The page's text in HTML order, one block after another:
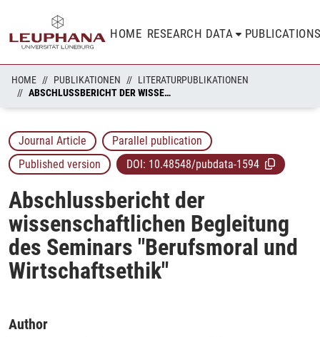
HOME RESEARCH DATA
HOME PUBLIKATIONEN
LITERATURPUBLIKATIONEN
ABSCHLUSSBERICHT DER WISSENSCHAFTLICHEN BEGLEITUNG DES SEMINARS "BERUFSMORAL UND WIRTSCHAFTSETHIK"
Journal Article
Parallel publication
Published version
DOI: 10.48548/pubdata-1594
Abschlussbericht der
wissenschaftlichen Begleitung
des Seminars "Berufsmoral und
Wirtschaftsethik"
Author